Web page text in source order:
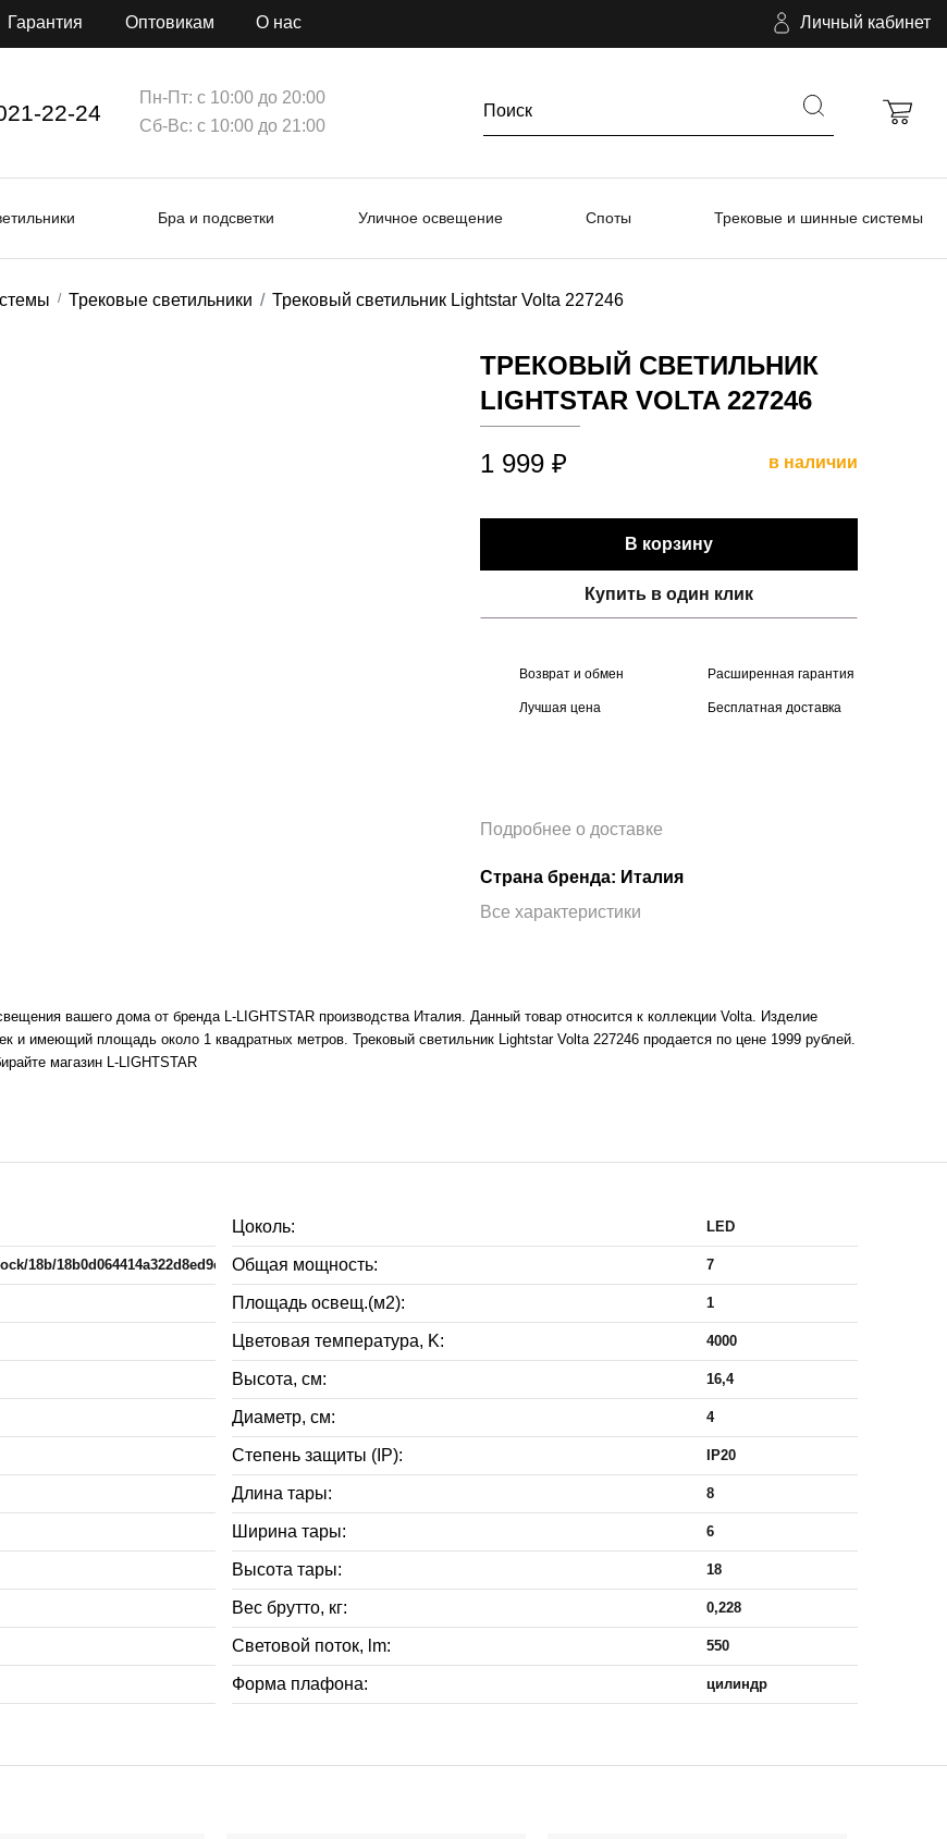
Гарантия Оптовикам О нас Личный кабинет
22-24
Пн-Пт: с 10:00 до 20:00
Сб-Вс: с 10:00 до 21:00
Бра и подсветки Уличное освещение Споты Трековые и шинные системы
Трековые светильники Трековый светильник Lightstar Volta 227246
ТРЕКОВЫЙ СВЕТИЛЬНИК
LIGHTSTAR VOLTA 227246
1 999 ₽ в наличии
В корзину
Купить в один клик
Возврат и обмен Расширенная гарантия
Лучшая цена Бесплатная доставка
Подробнее о доставке
Страна бренда: Италия
Все характеристики
вашего дома от бренда L-LIGHTSTAR производства Италия. Данный товар относится к коллекции Volta. Изделие
и имеющий площадь около 1 квадратных метров. Трековый светильник Lightstar Volta 227246 продается по цене 1999 рублей.
магазин L-LIGHTSTAR
18b/18b0d064414a322d8ed9e2cc7da4bfcd.jpg
Цоколь: LED
Общая мощность: 7
Площадь освещ.(м2): 1
Цветовая температура, K: 4000
Высота, см: 16,4
Диаметр, см: 4
Степень защиты (IP): IP20
Длина тары: 8
Ширина тары: 6
Высота тары: 18
Вес брутто, кг: 0,228
Световой поток, lm: 550
Форма плафона: цилиндр